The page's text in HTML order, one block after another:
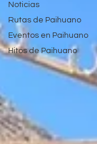
Noticias
Rutas de Paihuano
Eventos en Paihuano
Hitos de Paihuano